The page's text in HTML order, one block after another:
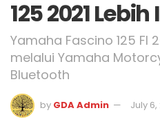
125 2021 Lebih
Yamaha Fascino 125 FI
melalui Yamaha
Bluetooth
by GDA Admin July 6,